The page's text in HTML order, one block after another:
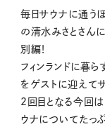
毎日サウナに通う
の清水みさとさん
別編！
フィンランドに暮
をゲストに迎えて
2回目となる今回
ウナについてたっ